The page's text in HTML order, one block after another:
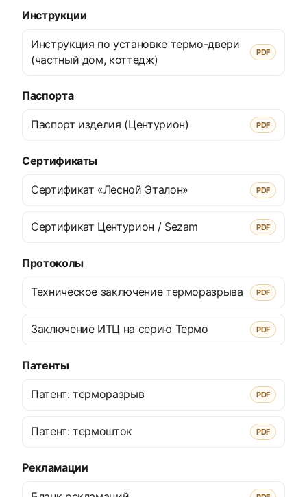
Инструкции
Инструкция по установке термо-двери
(частный дом, коттедж)
PDF
Паспорта
Паспорт изделия (Центурион) PDF
Сертификаты
Сертификат «Лесной Эталон» PDF
Сертификат Центурион / Sezam PDF
Протоколы
Техническое заключение терморазрыва PDF
Заключение ИТЦ на серию Термо PDF
Патенты
Патент: терморазрыв PDF
Патент: термошток PDF
Рекламации